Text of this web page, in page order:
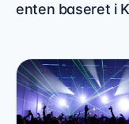
enten baseret i